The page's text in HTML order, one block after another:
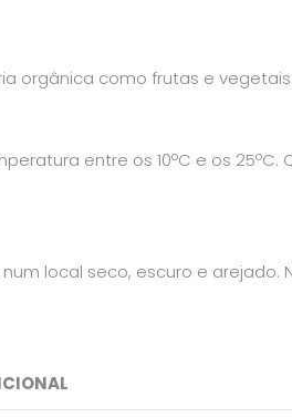
orgânica como frutas e vegetais.
entre os 10ºC e os
local seco, escuro e